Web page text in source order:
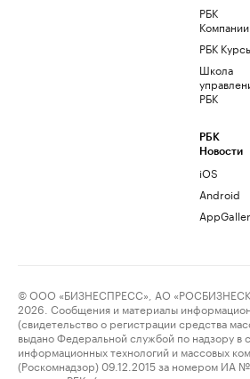
РБК
Компании
РБК
Школа
РБК
РБК
Новости
iOS
Android
© ООО «БИЗНЕСПРЕСС», АО
2026. Сообщения и материалы
(свидетельство о регистрации средства
выдано Федеральной службой по надзору в
информационных технологий и массовых
(Роскомнадзор) 09.12.2015 за номером ИА